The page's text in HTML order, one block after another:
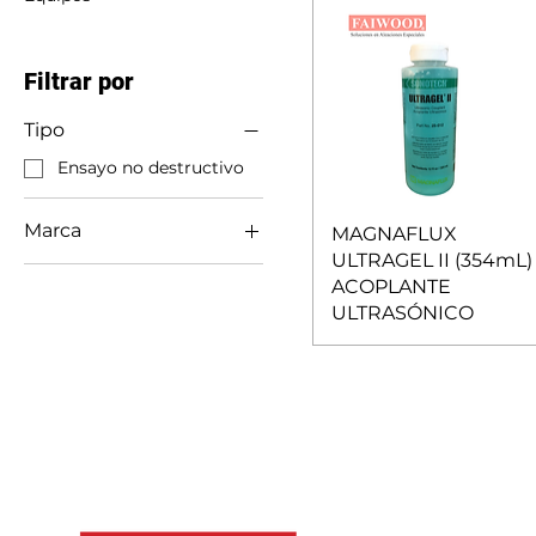
Filtrar por
Tipo
Ensayo no destructivo
Marca
Magnaflux
MAGNAFLUX
ULTRAGEL II (354mL)
ACOPLANTE
ULTRASÓNICO